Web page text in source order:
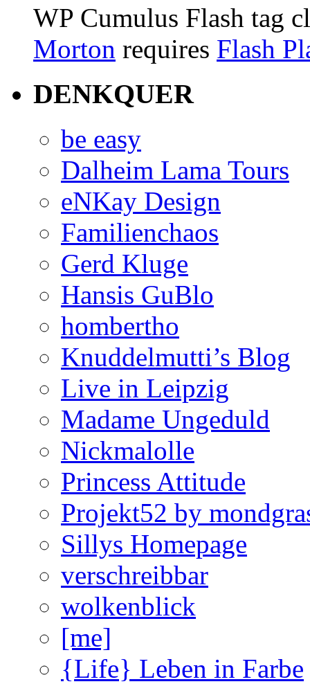
WP Cumulus Flash tag
Morton requires Flash
DENKQUER
be easy
Dalheim Lama Tours
eNKay Design
Familienchaos
Gerd Kluge
Hansis GuBlo
hombertho
Knuddelmutti’s Blog
Live in Leipzig
Madame Ungeduld
Nickmalolle
Princess Attitude
Projekt52 by
Sillys Homepage
verschreibbar
wolkenblick
[me]
{Life} Leben in Farbe